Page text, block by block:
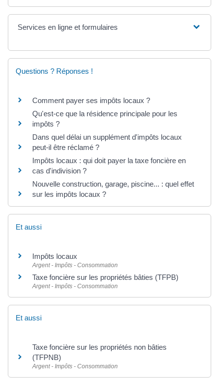
Services en ligne et formulaires
Questions ? Réponses !
Comment payer ses impôts locaux ?
Qu'est-ce que la résidence principale pour les
impôts ?
Dans quel délai un supplément d'impôts locaux
peut-il être réclamé ?
Impôts locaux : qui doit payer la taxe foncière en
cas d'indivision ?
Nouvelle construction, garage, piscine... : quel effet
sur les impôts locaux ?
Et aussi
Impôts locaux
Argent - Impôts - Consommation
Taxe foncière sur les propriétés bâties (TFPB)
Argent - Impôts - Consommation
Et aussi
Taxe foncière sur les propriétés non bâties
(TFPNB)
Argent - Impôts - Consommation